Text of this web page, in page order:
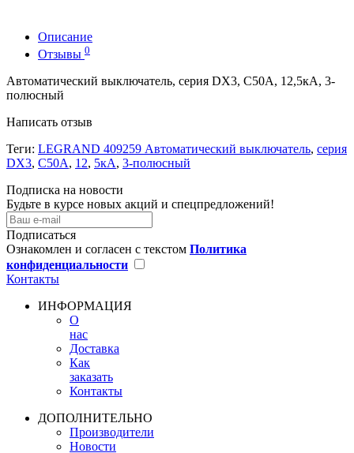
Описание
Отзывы 0
Автоматический выключатель, серия DX3, С50A, 12,5кА, 3-
полюсный
Написать отзыв
Теги: LEGRAND 409259 Автоматический выключатель, серия
DX3, С50A, 12, 5кА, 3-полюсный
Подписка на новости
Будьте в курсе новых акций и спецпредложений!
Подписаться
Ознакомлен и согласен с текстом Политика
конфиденциальности
Контакты
ИНФОРМАЦИЯ
О
нас
Доставка
Как
заказать
Контакты
ДОПОЛНИТЕЛЬНО
Производители
Новости